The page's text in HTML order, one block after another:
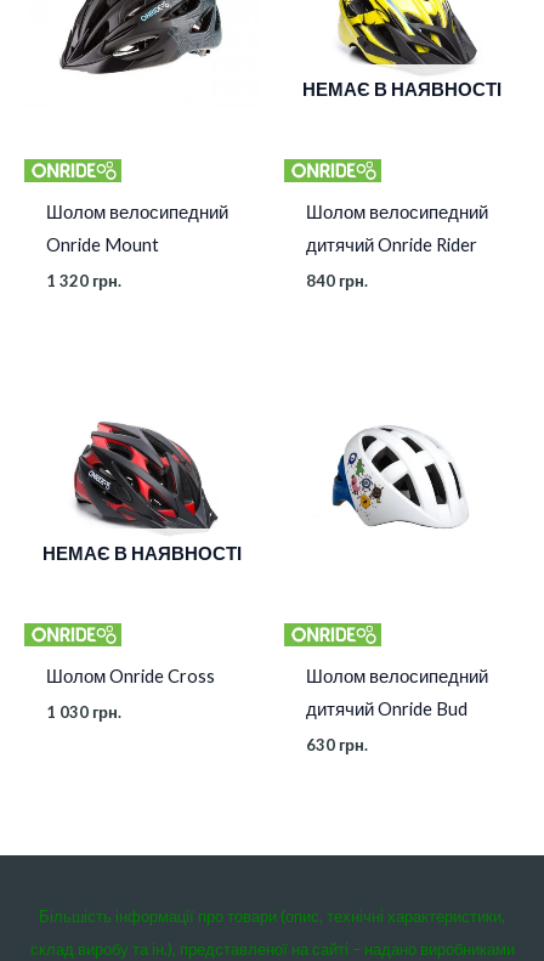
Шолом велосипедний
Onride Mount
1 320 грн.
НЕМАЄ В НАЯВНОСТІ
Шолом велосипедний
дитячий Onride Rider
840 грн.
НЕМАЄ В НАЯВНОСТІ
Шолом Onride Cross
1 030 грн.
Шолом велосипедний
дитячий Onride Bud
630 грн.
Більшість інформації про товари (опис, технічні характеристики,
склад виробу та ін.), представленої на сайті – надано виробниками